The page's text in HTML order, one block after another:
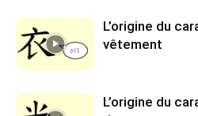
L’origine du
vêtement
L’origine du